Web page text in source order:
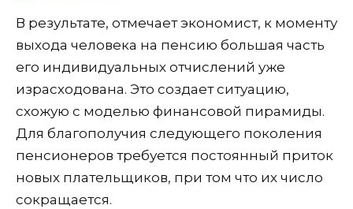
В результате, отмечает экономист, к моменту
выхода человека на пенсию большая часть
его индивидуальных отчислений уже
израсходована. Это создает ситуацию,
схожую с моделью финансовой пирамиды.
Для благополучия следующего поколения
пенсионеров требуется постоянный приток
новых плательщиков, при том что их число
сокращается.